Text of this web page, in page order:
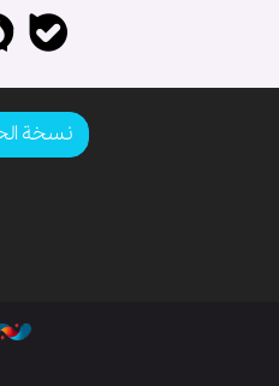
نسخة